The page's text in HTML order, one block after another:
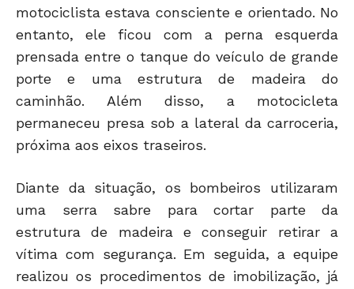
motociclista estava consciente e orientado. No
entanto, ele ficou com a perna esquerda
prensada entre o tanque do veículo de grande
porte e uma estrutura de madeira do
caminhão. Além disso, a motocicleta
permaneceu presa sob a lateral da carroceria,
próxima aos eixos traseiros.
Diante da situação, os bombeiros utilizaram
uma serra sabre para cortar parte da
estrutura de madeira e conseguir retirar a
vítima com segurança. Em seguida, a equipe
realizou os procedimentos de imobilização, já